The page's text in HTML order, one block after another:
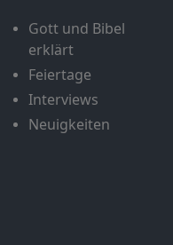
Gott und Bibel
erklärt
Feiertage
Interviews
Neuigkeiten